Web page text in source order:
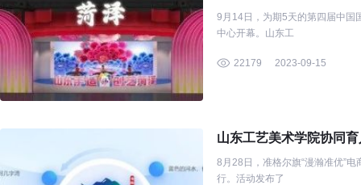
9月14日，为期5天的第四届中国
中心开幕。山东工
22179 2023-09-15
山东工艺美术学院协同
8月28日，准格尔旗“漫瀚准优”
行。活动发布了